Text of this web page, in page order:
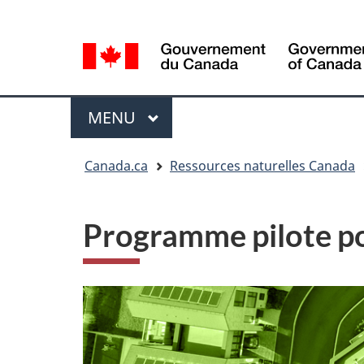
de
la
langue
selection
Menu
MENU PRINCIPAL
Canada.ca Ressources naturelles Canada
Programme pilote